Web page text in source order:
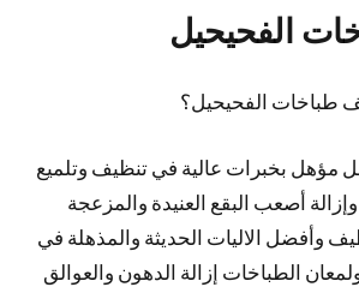
الفحيحيل
طباخات الفحيحيل؟
مؤهل بخبرات عالية في تنظيف وتلميع
أصعب البقع العنيدة والمزعجة
وأفضل الاليات الحديثة والمذهلة في
الطباخات إزالة الدهون والعوالق